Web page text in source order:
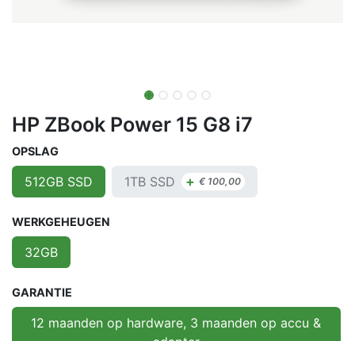
HP ZBook Power 15 G8 i7
OPSLAG
512GB SSD 1TB SSD + € 100,00
WERKGEHEUGEN
32GB
GARANTIE
12 maanden op hardware, 3 maanden op accu &